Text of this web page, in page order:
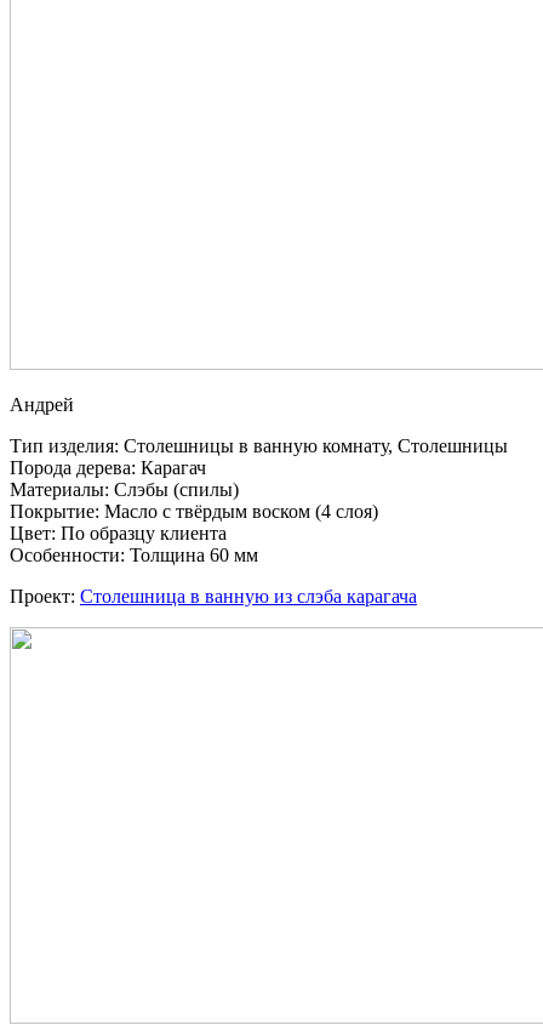
Андрей
Тип изделия: Столешницы в ванную комнату, Столешницы
Порода дерева: Карагач
Материалы: Слэбы (спилы)
Покрытие: Масло с твёрдым воском (4 слоя)
Цвет: По образцу клиента
Особенности: Толщина 60 мм
Проект: Столешница в ванную из слэба карагача